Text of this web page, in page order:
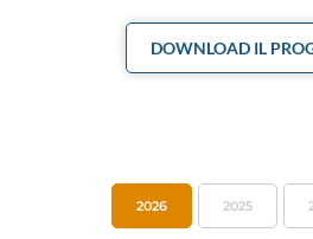
DOWNLOAD IL
2026 2025